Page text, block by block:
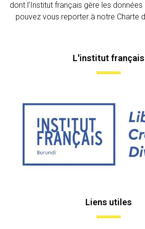
dont l’Institut français gère les
pouvez vous reporter à notre Charte
L'institut français
Liens utiles